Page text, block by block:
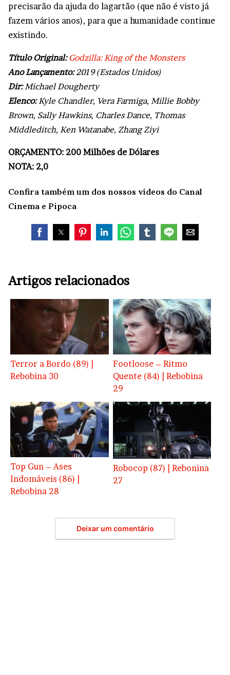
precisarão da ajuda do lagartão (que não é visto já
fazem vários anos), para que a humanidade continue
existindo.
Título Original: Godzilla: King of the Monsters
Ano Lançamento:2019 (Estados Unidos)
Dir: Michael Dougherty
Elenco: Kyle Chandler, Vera Farmiga, Millie Bobby
Brown, Sally Hawkins, Charles Dance, Thomas
Middleditch, Ken Watanabe, Zhang Ziyi
ORÇAMENTO: 200 Milhões de Dólares
NOTA: 2,0
Confira também um dos nossos vídeos do Canal
Cinema e Pipoca
Artigos relacionados
Terror a Bordo (89) |
Rebobina 30
Footloose – Ritmo
Quente (84) | Rebobina
29
Top Gun – Ases
Indomáveis (86) |
Rebobina 28
Robocop (87) | Rebonina
27
Deixar um comentário